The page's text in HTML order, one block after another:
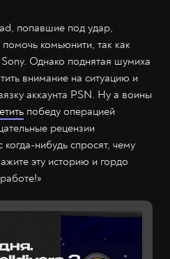
попавшие под удар,
помочь комьюнити, так как
Однако поднятая шумиха
внимание на ситуацию и
аккаунта PSN. Ну а воины
победу операцией
рецензии
нибудь спросят, чему
эту историю и гордо